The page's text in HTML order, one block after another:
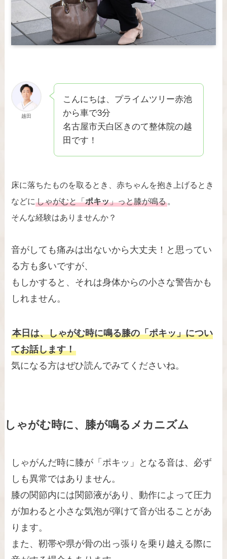
越田
こんにちは、プライムツリー赤池
から車で3分
名古屋市天白区きのて整体院の越
田です！
床に落ちたものを取るとき、赤ちゃんを抱き上げるとき
などにしゃがむと「ポキッ」っと膝が鳴る 。
そんな経験はありませんか？
音がしても痛みは出ないから大丈夫！と思ってい
る方も多いですが、
もしかすると、それは身体からの小さな警告かも
しれません。
本日は、しゃがむ時に鳴る膝の「ポキッ」につい
てお話します！
気になる方はぜひ読んでみてくださいね。
しゃがむ時に、膝が鳴るメカニズム
しゃがんだ時に膝が「ポキッ」となる音は、必ず
しも異常ではありません。
膝の関節内には関節液があり、動作によって圧力
が加わると小さな気泡が弾けて音が出ることがあ
ります。
また、靭帯や県が骨の出っ張りを乗り越える際に